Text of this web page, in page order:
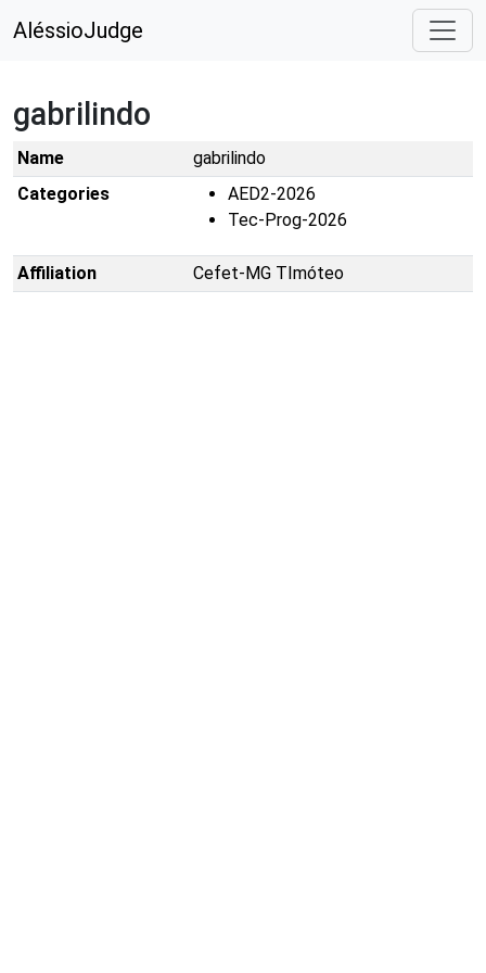
AléssioJudge
gabrilindo
Name
gabrilindo
Categories
AED2-2026
Tec-Prog-2026
Affiliation Cefet-MG TImóteo